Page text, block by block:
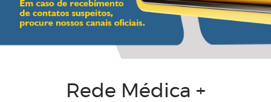
Rede Médica +